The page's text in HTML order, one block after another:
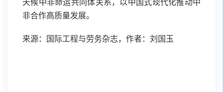
天候中非命运共同体关系，以中国式现代化推动中
非合作高质量发展。
来源：国际工程与劳务杂志，作者：刘国玉